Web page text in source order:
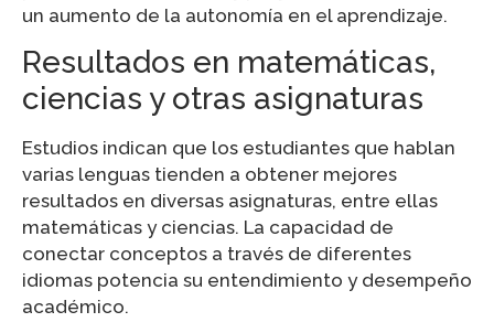
un aumento de la autonomía en el aprendizaje.
Resultados en matemáticas,
ciencias y otras asignaturas
Estudios indican que los estudiantes que hablan
varias lenguas tienden a obtener mejores
resultados en diversas asignaturas, entre ellas
matemáticas y ciencias. La capacidad de
conectar conceptos a través de diferentes
idiomas potencia su entendimiento y desempeño
académico.